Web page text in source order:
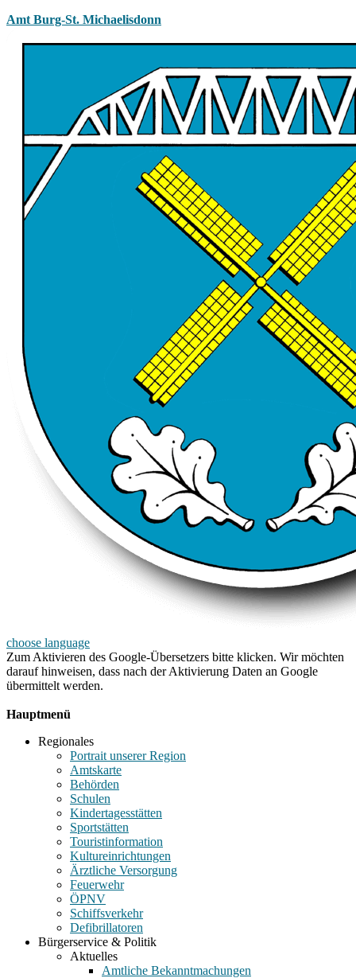
Amt Burg-St. Michaelisdonn
choose language
Zum Aktivieren des Google-Übersetzers bitte klicken. Wir möchten
darauf hinweisen, dass nach der Aktivierung Daten an Google
übermittelt werden.
Hauptmenü
Regionales
Portrait unserer Region
Amtskarte
Behörden
Schulen
Kindertagesstätten
Sportstätten
Touristinformation
Kultureinrichtungen
Ärztliche Versorgung
Feuerwehr
ÖPNV
Schiffsverkehr
Defibrillatoren
Bürgerservice & Politik
Aktuelles
Amtliche Bekanntmachungen